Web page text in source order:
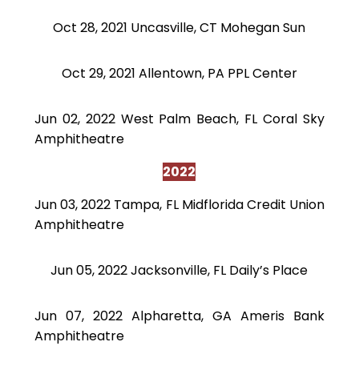
Oct 28, 2021 Uncasville, CT Mohegan Sun
Oct 29, 2021 Allentown, PA PPL Center
Jun 02, 2022 West Palm Beach, FL Coral Sky
Amphitheatre
2022
Jun 03, 2022 Tampa, FL Midflorida Credit Union
Amphitheatre
Jun 05, 2022 Jacksonville, FL Daily’s Place
Jun 07, 2022 Alpharetta, GA Ameris Bank
Amphitheatre